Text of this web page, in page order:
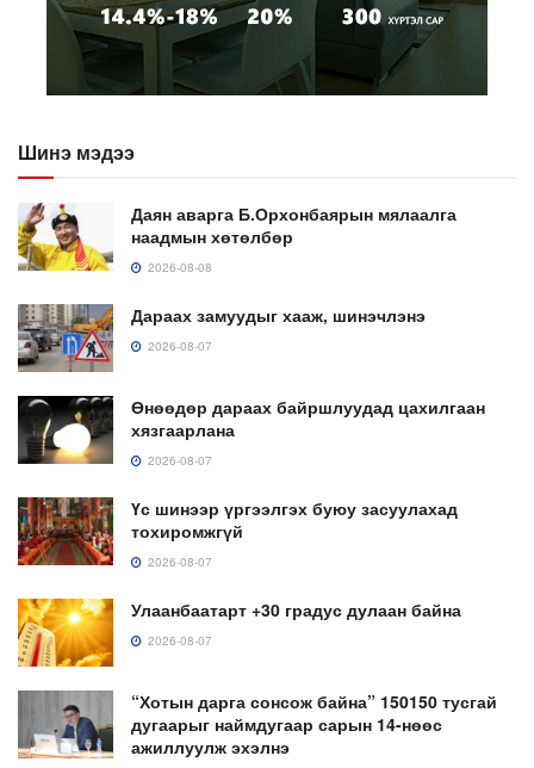
Шинэ мэдээ
Даян аварга Б.Орхонбаярын мялаалга
наадмын хөтөлбөр
2026-08-08
Дараах замуудыг хааж, шинэчлэнэ
2026-08-07
Өнөөдөр дараах байршлуудад цахилгаан
хязгаарлана
2026-08-07
Үс шинээр үргээлгэх буюу засуулахад
тохиромжгүй
2026-08-07
Улаанбаатарт +30 градус дулаан байна
2026-08-07
“Хотын дарга сонсож байна” 150150 тусгай
дугаарыг наймдугаар сарын 14-нөөс
ажиллуулж эхэлнэ